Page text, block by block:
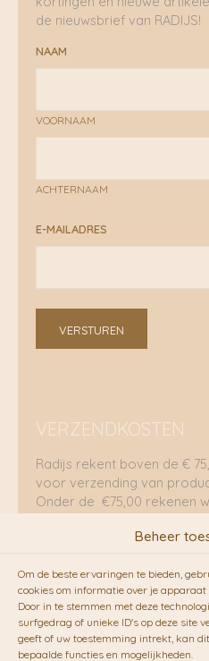
Beheer
Om de beste ervaringen te bieden,
cookies om informatie over je
Door in te stemmen met deze
surfgedrag of unieke ID's op deze site
geeft of uw toestemming intrekt, kan
bepaalde functies en mogelijkheden.
de nieuwsbrief van RADIJS!
NAAM
VOORNAAM
ACHTERNAAM
E-MAILADRES
VERSTUREN
VERZENDKOSTEN
Radijs rekent boven de €
voor verzending van
Onder de €75,00 rekenen
RADIJS werkt samen met
vanFietskoeriers.nl.
10.00 uur besteld op een
bezorgen zij soms nog op